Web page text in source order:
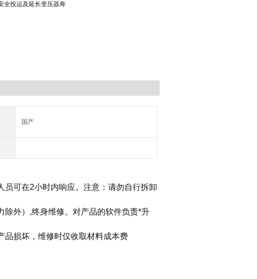
全投运及延长变压器寿
国产
员可在2小时内响应。注意：请勿自行拆卸
除外）,终身维修。对产品的软件负责*升
品损坏，维修时仅收取材料成本费